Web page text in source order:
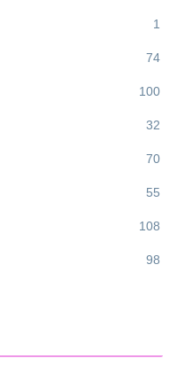
1
74
100
32
70
55
108
98